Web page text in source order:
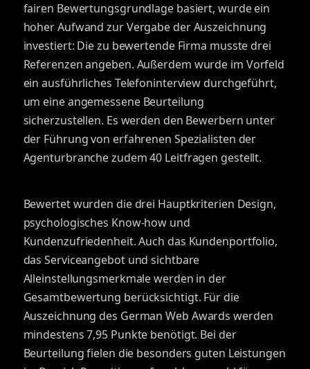
fairen Bewertungsgrundlage basiert, wurde ein
hoher Aufwand zur Vergabe der Auszeichnung
investiert: Die zu bewertende Firma musste drei
Referenzen angeben. Außerdem wurde im Vorfeld
ein ausführliches Telefoninterview durchgeführt,
um eine angemessene Beurteilung
sicherzustellen. Es werden den Bewerbern unter
der Führung von erfahrenen Spezialisten der
Agenturbranche zudem 40 Leitfragen gestellt.
Bewertet wurden die drei Hauptkriterien Design,
psychologisches Know-how und
Kundenzufriedenheit. Auch das Kundenportfolio,
das Serviceangebot und sichtbare
Alleinstellungsmerkmale werden in der
Gesamtbewertung berücksichtigt. Für die
Auszeichnung des German Web Awards werden
mindestens 7,95 Punkte benötigt. Bei der
Beurteilung fielen die besonders guten Leistungen